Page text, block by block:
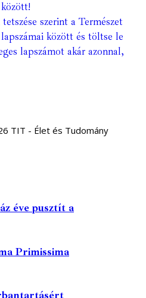
szerint a Természet
között és töltse le
lapszámot akár azonnal,
TIT - Élet és Tudomány
éve pusztít a
Primissima